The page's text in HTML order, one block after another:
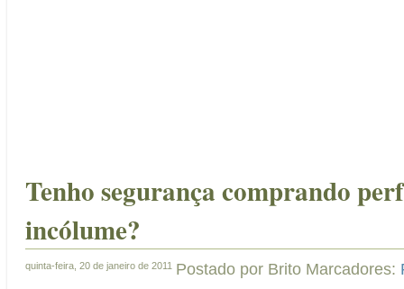
Tenho segurança comprando
incólume?
quinta-feira, 20 de janeiro de 2011 Postado por Brito Marcadores: